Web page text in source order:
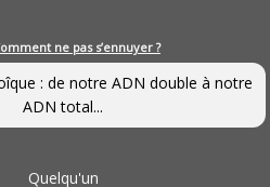
ne pas s’ennuyer ?
: de notre ADN double à notre
ADN total...
Quelqu'un